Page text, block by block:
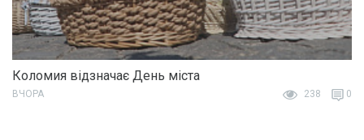
Коломия відзначає День міста
ВЧОРА 238 0